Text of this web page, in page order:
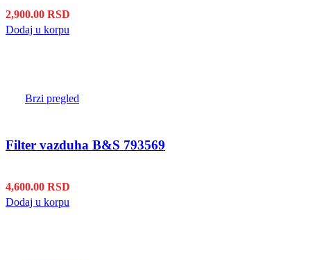
2,900.00 RSD
Dodaj u korpu
Brzi pregled
Filter vazduha B&S 793569
4,600.00 RSD
Dodaj u korpu